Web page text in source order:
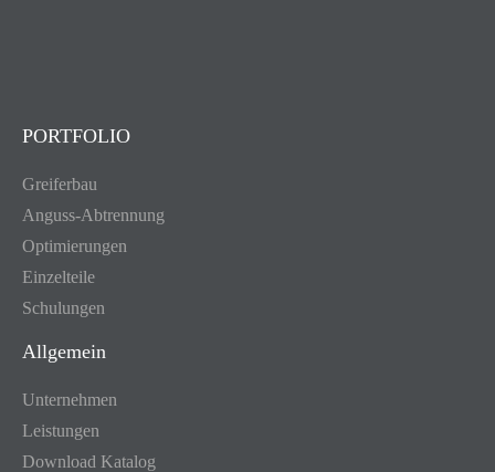
PORTFOLIO
Greiferbau
Anguss-Abtrennung
Optimierungen
Einzelteile
Schulungen
Allgemein
Unternehmen
Leistungen
Download Katalog